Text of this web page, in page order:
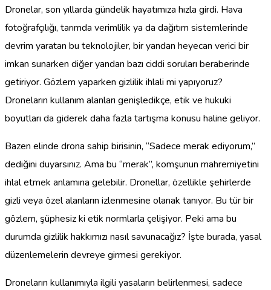
Dronelar, son yıllarda gündelik hayatımıza hızla girdi. Hava
fotoğrafçılığı, tarımda verimlilik ya da dağıtım sistemlerinde
devrim yaratan bu teknolojiler, bir yandan heyecan verici bir
imkan sunarken diğer yandan bazı ciddi soruları beraberinde
getiriyor. Gözlem yaparken gizlilik ihlali mi yapıyoruz?
Droneların kullanım alanları genişledikçe, etik ve hukuki
boyutları da giderek daha fazla tartışma konusu haline geliyor.
Bazen elinde drona sahip birisinin, “Sadece merak ediyorum,”
dediğini duyarsınız. Ama bu “merak”, komşunun mahremiyetini
ihlal etmek anlamına gelebilir. Dronellar, özellikle şehirlerde
gizli veya özel alanların izlenmesine olanak tanıyor. Bu tür bir
gözlem, şüphesiz ki etik normlarla çelişiyor. Peki ama bu
durumda gizlilik hakkımızı nasıl savunacağız? İşte burada, yasal
düzenlemelerin devreye girmesi gerekiyor.
Droneların kullanımıyla ilgili yasaların belirlenmesi, sadece